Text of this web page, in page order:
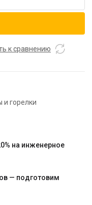
к сравнению
и горелки
на инженерное
— подготовим